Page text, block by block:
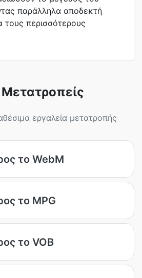
παράλληλα αποδεκτή
τους περισσότερους
εργαλεία μετατροπής
το WebM
το MPG
το VOB